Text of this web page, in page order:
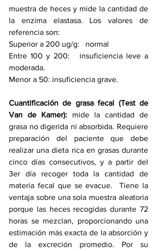
muestra de heces y mide la cantidad de
la enzima elastasa. Los valores de
referencia son:
Superior a 200 ug/g:   normal
Entre 100 y 200:   insuficiencia leve a
moderada.
Menor a 50: insuficiencia grave.
Cuantificación de grasa fecal (Test de
Van de Kamer): mide la cantidad de
grasa no digerida ni absorbida. Requiere
preparación del paciente que debe
realizar una dieta rica en grasas durante
cinco días consecutivos, y a partir del
3er día recoger toda la cantidad de
materia fecal que se evacue.  Tiene la
ventaja sobre una sola muestra aleatoria
porque las heces recogidas durante 72
horas se mezclan, proporcionando una
estimación más exacta de la absorción y
de la excreción promedio. Por su